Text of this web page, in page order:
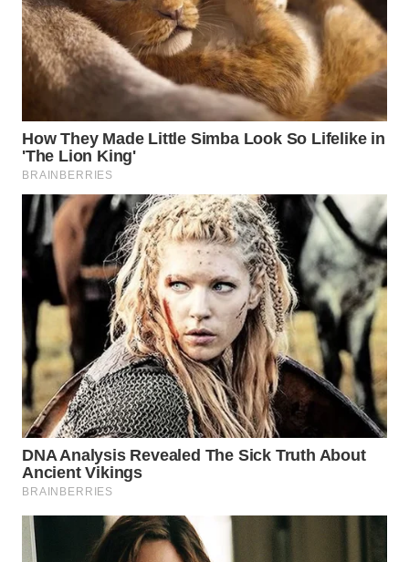
TANGERANG
WN
BINJAI
WN
CIREBON
WN
INDRAMAYU
WN
KUNINGAN
WN
MAJALENGKA
WN
SUBANG
WN
SUKABUMI
PURWAKARTA